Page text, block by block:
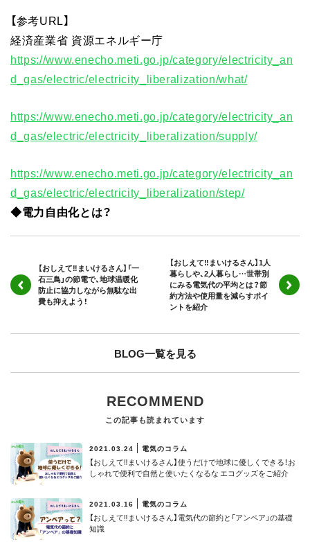
【参考URL】
経済産業省 資源エネルギー庁
https://www.enecho.meti.go.jp/category/electricity_an
d_gas/electric/electricity_liberalization/what/
https://www.enecho.meti.go.jp/category/electricity_an
d_gas/electric/electricity_liberalization/supply/
https://www.enecho.meti.go.jp/category/electricity_an
d_gas/electric/electricity_liberalization/step/
◆電力自由化とは？
【おしえて‼まいけるさん】「一
石三鳥」の節電で、地球温暖化
防止に協力しながら無駄な出
費も抑えよう！
【おしえて‼まいけるさん】1人
暮らしや、2人暮らし…世帯別
にみる電気代の平均とは？節
約方法や使用量を減らすポイ
ントを紹介
BLOG一覧を見る
RECOMMEND
この記事も読まれています
2021.03.24 電気のコラム
【おしえて‼まいけるさん】使うだけで地球に優しくできる！お
しゃれで便利で自然と使いたくなるな エコグッズをご紹介
2021.03.16 電気のコラム
【おしえて‼まいけるさん】電気代の節約と「アンペア」の基礎
知識